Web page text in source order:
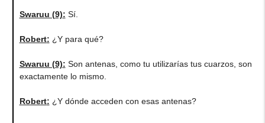
Swaruu (9): Sí.
Robert: ¿Y para qué?
Swaruu (9): Son antenas, como tu utilizarías tus cuarzos, son
exactamente lo mismo.
Robert: ¿Y dónde acceden con esas antenas?